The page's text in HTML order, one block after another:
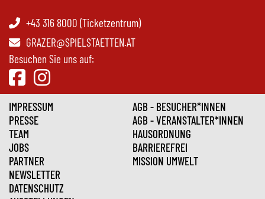
+43 316 8000 (Ticketzentrum)
GRAZER@SPIELSTAETTEN.AT
Besuchen Sie uns auf:
IMPRESSUM
PRESSE
TEAM
JOBS
PARTNER
NEWSLETTER
DATENSCHUTZ
AGB - BESUCHER*INNEN
AGB - VERANSTALTER*INNEN
HAUSORDNUNG
BARRIEREFREI
MISSION UMWELT